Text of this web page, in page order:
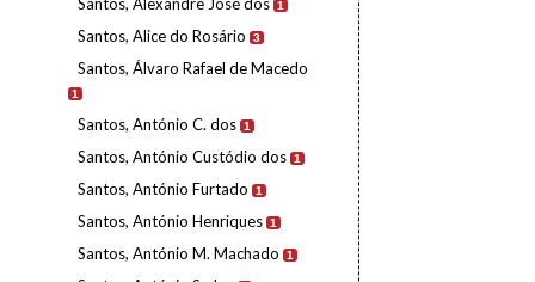
1
Santos, Alice do Rosário 3
Santos, Álvaro Rafael de Macedo
1
Santos, António C. dos 1
Santos, António Custódio dos 1
Santos, António Furtado 1
Santos, António Henriques 1
Santos, António M. Machado 1